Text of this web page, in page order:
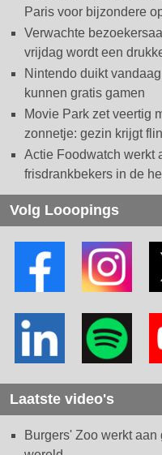
Paris voor bijzondere
Verwachte
vrijdag wordt een
Nintendo duikt
kunnen gratis gamen
Movie Park zet veertig
zonnetje: gezin krijgt
Actie Foodwatch werkt
frisdrankbekers in de
Volg Looopings
Laatste video's
Burgers' Zoo werkt